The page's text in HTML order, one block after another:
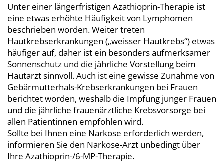
Unter einer längerfristigen Azathioprin-Therapie ist
eine etwas erhöhte Häufigkeit von Lymphomen
beschrieben worden. Weiter treten
Hautkrebserkrankungen („weisser Hautkrebs“) etwas
häufiger auf, daher ist ein besonders aufmerksamer
Sonnenschutz und die jährliche Vorstellung beim
Hautarzt sinnvoll. Auch ist eine gewisse Zunahme von
Gebärmutterhals-Krebserkrankungen bei Frauen
berichtet worden, weshalb die Impfung junger Frauen
und die jährliche frauenärztliche Krebsvorsorge bei
allen Patientinnen empfohlen wird.
Sollte bei Ihnen eine Narkose erforderlich werden,
informieren Sie den Narkose-Arzt unbedingt über
Ihre Azathioprin-/6-MP-Therapie.